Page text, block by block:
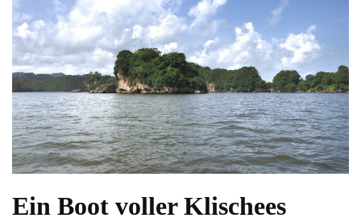
Ein Boot voller Klischees